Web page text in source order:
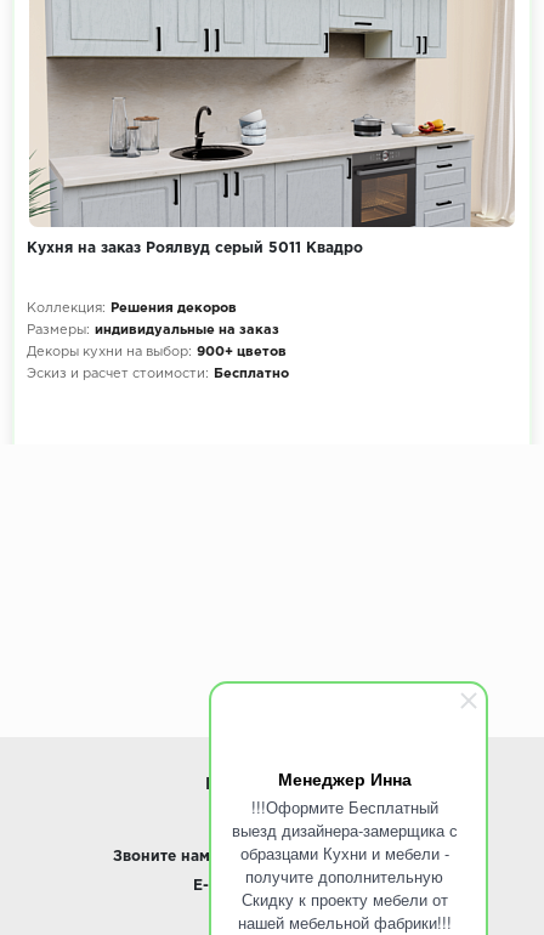
Менеджер Инна
!!!Оформите Бесплатный
выезд дизайнера-замерщика с
образцами Кухни и мебели -
получите дополнительную
Скидку к проекту мебели от
нашей мебельной фабрики!!!
Кухня на заказ Роялвуд серый 5011 Квадро
Коллекция:
Решения декоров
Размеры: индивидуальные на заказ
Декоры кухни на выбор: 900+ цветов
Эскиз и расчет стоимости:
Бесплатно
ИНФОРМАЦИЯ
www.ROINST.ru
Звоните нам: 8 495 797-10-50 / Whatsapp
E-mail: info@roinst.ru